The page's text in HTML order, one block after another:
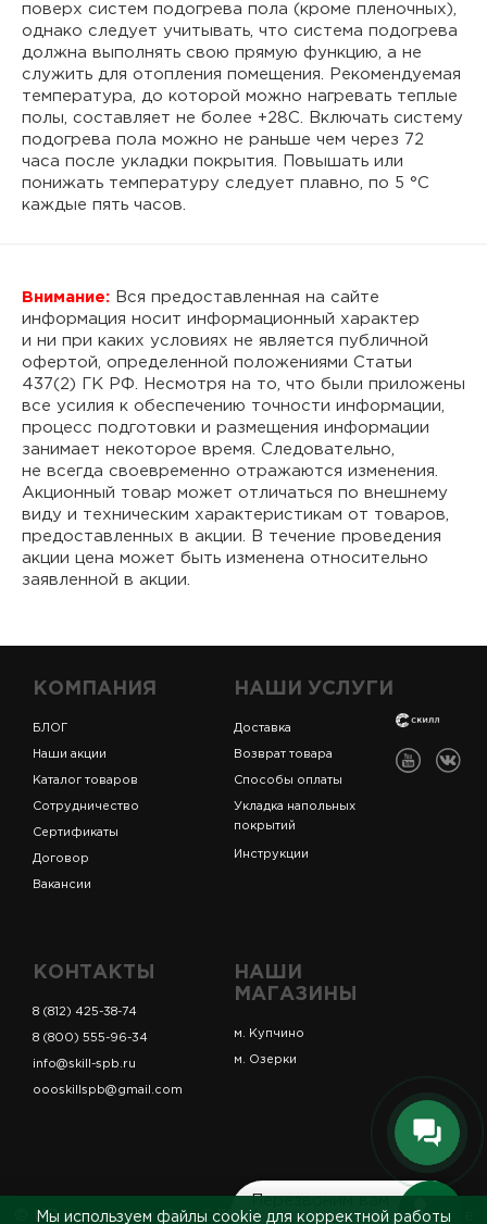
Перезвоним вам
за 5 минут
поверх систем подогрева пола (кроме пленочных),
однако следует учитывать, что система подогрева
должна выполнять свою прямую функцию, а не
служить для отопления помещения. Рекомендуемая
температура, до которой можно нагревать теплые
полы, составляет не более +28C. Включать систему
подогрева пола можно не раньше чем через 72
часа после укладки покрытия. Повышать или
понижать температуру следует плавно, по 5 °С
каждые пять часов.
Внимание: Вся предоставленная на сайте
информация носит информационный характер
и ни при каких условиях не является публичной
офертой, определенной положениями Статьи
437(2) ГК РФ. Несмотря на то, что были приложены
все усилия к обеспечению точности информации,
процесс подготовки и размещения информации
занимает некоторое время. Следовательно,
не всегда своевременно отражаются изменения.
Акционный товар может отличаться по внешнему
виду и техническим характеристикам от товаров,
предоставленных в акции. В течение проведения
акции цена может быть изменена относительно
заявленной в акции.
КОМПАНИЯ
БЛОГ
Наши акции
Каталог товаров
Сотрудничество
Сертификаты
Договор
Вакансии
НАШИ УСЛУГИ
Доставка
Возврат товара
Способы оплаты
Укладка напольных
покрытий
Инструкции
КОНТАКТЫ
8 (812) 425-38-74
8 (800) 555-96-34
info@skill-spb.ru
oooskillspb@gmail.com
НАШИ
МАГАЗИНЫ
м. Купчино
м. Озерки
© ИП Коновалов Д.А., ОГРНИП 325784700361023. Все
Мы используем файлы cookie для корректной работы